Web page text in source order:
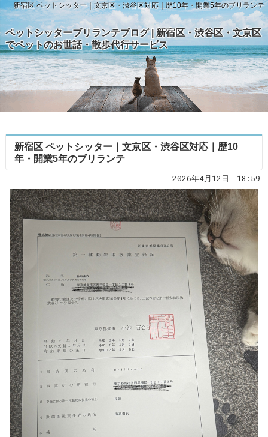
新宿区 ペットシッター｜文京区・渋谷区対応｜歴10年・開業5年のブリランテ
ペットシッターブリランテブログ | 新宿区・渋谷区・文京区
でペットのお世話・散歩代行サービス
新宿区 ペットシッター｜文京区・渋谷区対応｜歴10
年・開業5年のブリランテ
2026年4月12日｜18:59